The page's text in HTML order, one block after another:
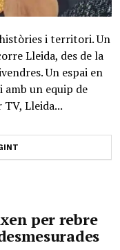
i territori. Un
Lleida, des de la
Un espai en
amb un equip de
Lleida...
per rebre